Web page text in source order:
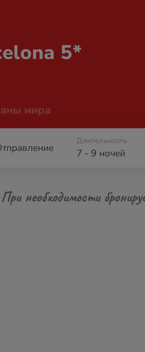
5*
мира
7 - 9 ночей
Длительность
При необходимости